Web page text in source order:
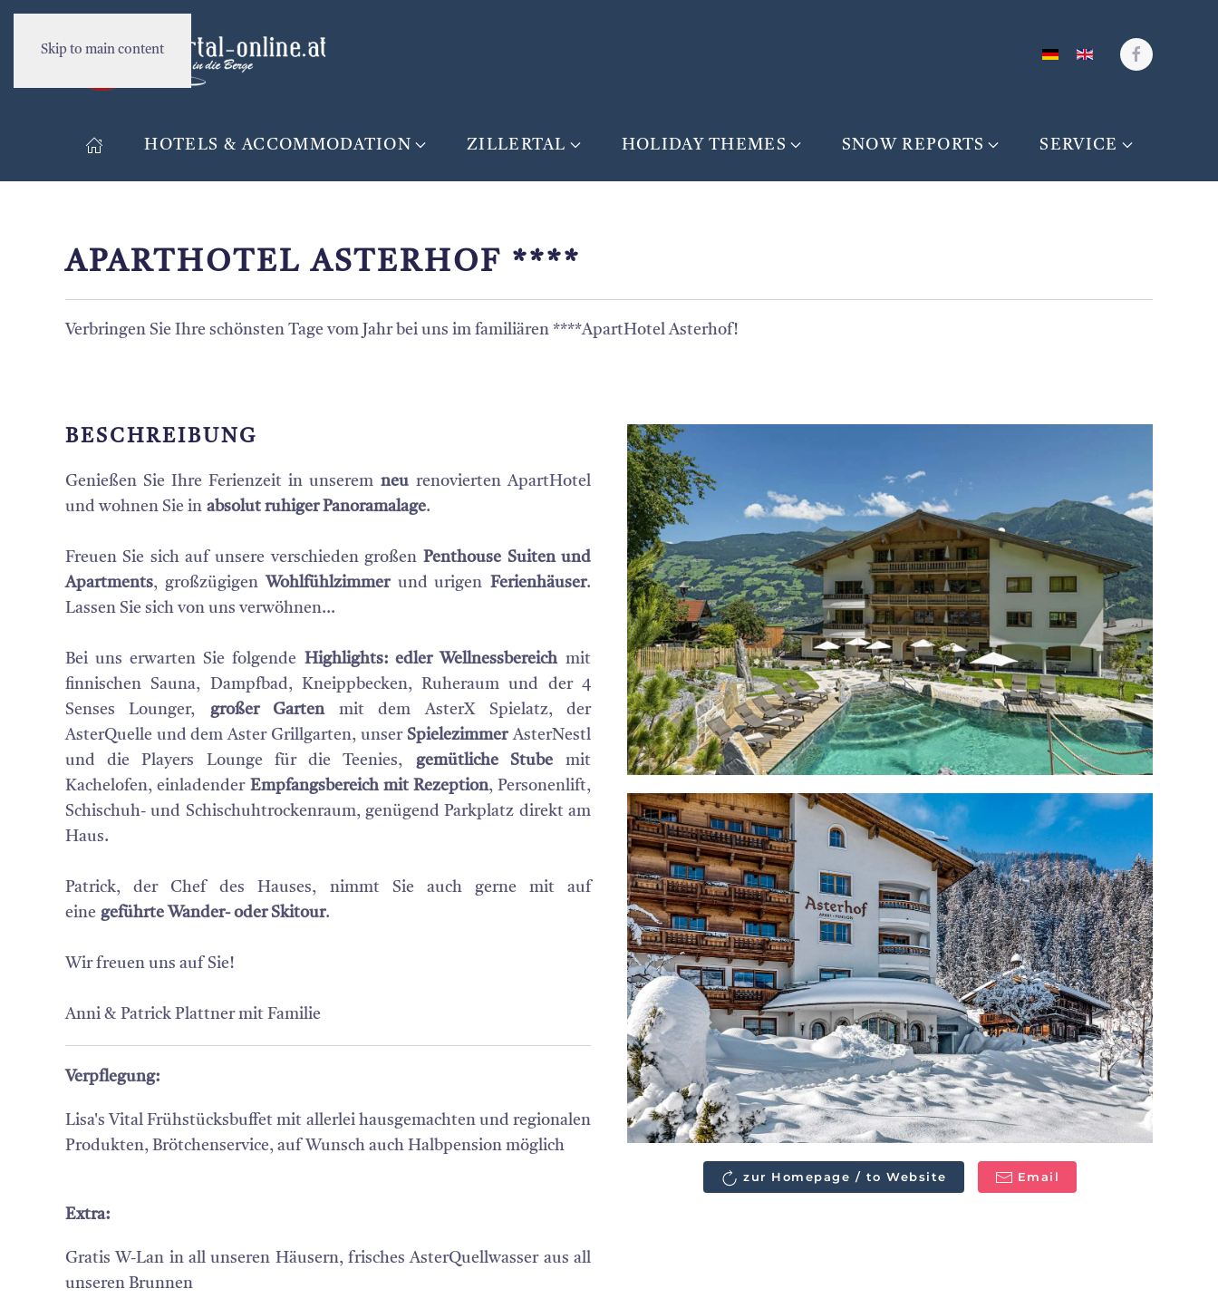
Skip to main content
HOTELS & ACCOMMODATION ZILLERTAL HOLIDAY THEMES SNOW REPORTS SERVICE
APARTHOTEL ASTERHOF ****
Verbringen Sie Ihre schönsten Tage vom Jahr bei uns im familiären ****ApartHotel Asterhof!
BESCHREIBUNG
Genießen Sie Ihre Ferienzeit in unserem neu renovierten ApartHotel
und wohnen Sie in absolut ruhiger Panoramalage.
Freuen Sie sich auf unsere verschieden großenPenthouse Suiten und
Apartments, großzügigen Wohlfühlzimmer und urigenFerienhäuser.
Lassen Sie sich von uns verwöhnen…
Bei uns erwarten Sie folgende Highlights: edler Wellnessbereich mit
finnischen Sauna, Dampfbad, Kneippbecken, Ruheraum und der 4
Senses Lounger, großer Gartenmit dem AsterX Spielatz, der
AsterQuelle und dem Aster Grillgarten, unser SpielezimmerAsterNestl
und die Players Lounge für die Teenies, gemütliche Stubemit
Kachelofen, einladender Empfangsbereich mit Rezeption, Personenlift,
Schischuh- und Schischuhtrockenraum, genügend Parkplatz direkt am
Haus.
Patrick, der Chef des Hauses, nimmt Sie auch gerne mit auf
eine geführte Wander- oder Skitour.
Wir freuen uns auf Sie!
Anni & Patrick Plattner mit Familie
Verpflegung:
Lisa's Vital Frühstücksbuffet mit allerlei hausgemachten und regionalen
Produkten, Brötchenservice, auf Wunsch auch Halbpension möglich
Extra:
Gratis W-Lan in all unseren Häusern, frisches AsterQuellwasser aus all
unseren Brunnen
zur Homepage / to Website Email